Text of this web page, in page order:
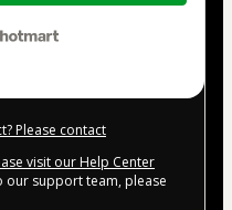
Please contact
visit our Help Center
our support team, please